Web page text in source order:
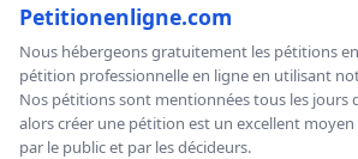
Petitionenligne.com
Nous hébergeons gratuitement les pétitions
pétition professionnelle en ligne en utilisant
Nos pétitions sont mentionnées tous les jours
alors créer une pétition est un excellent
par le public et par les décideurs.